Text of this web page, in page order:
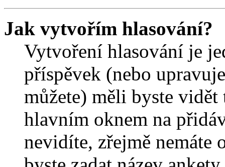
Jak vytvořím hlasování?
Vytvoření hlasování je
příspěvek (nebo
můžete) měli byste
hlavním oknem na
nevidíte, zřejmě